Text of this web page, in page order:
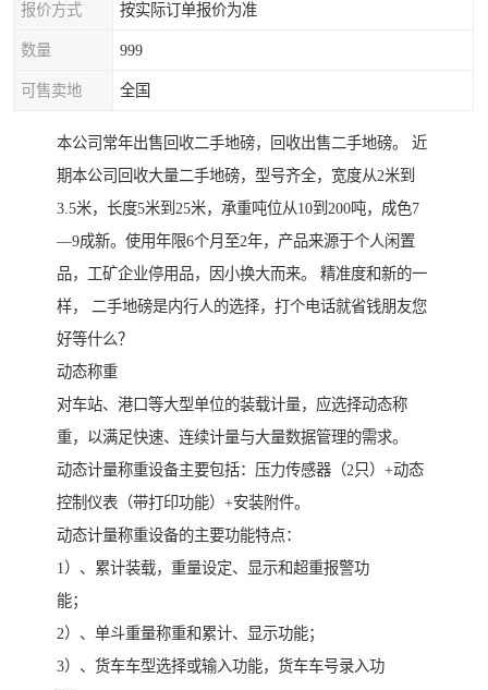
报价方式 按实际订单报价为准
数量 999
可售卖地 全国
本公司常年出售回收二手地磅，回收出售二手地磅。 近
期本公司回收大量二手地磅，型号齐全，宽度从2米到
3.5米，长度5米到25米，承重吨位从10到200吨，成色7
—9成新。使用年限6个月至2年，产品来源于个人闲置
品，工矿企业停用品，因小换大而来。 精准度和新的一
样， 二手地磅是内行人的选择，打个电话就省钱朋友您
好等什么？
动态称重
对车站、港口等大型单位的装载计量，应选择动态称
重，以满足快速、连续计量与大量数据管理的需求。
动态计量称重设备主要包括：压力传感器（2只）+动态
控制仪表（带打印功能）+安装附件。
动态计量称重设备的主要功能特点：
1）、累计装载，重量设定、显示和超重报警功
能；
2）、单斗重量称重和累计、显示功能；
3）、货车车型选择或输入功能，货车车号录入功